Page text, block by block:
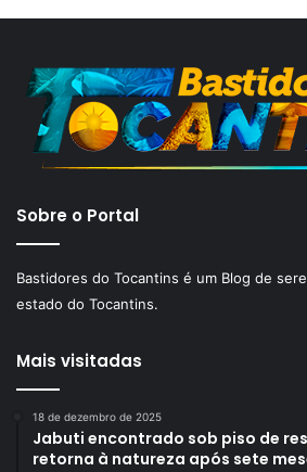
Sobre o Portal
Bastidores do Tocantins é um Blog de
estado do Tocantins.
Mais visitadas
18 de dezembro de 2025
Jabuti encontrado sob piso de
retorna à natureza após sete